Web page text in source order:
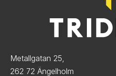
Metallgatan 25,
262 72 Ängelholm